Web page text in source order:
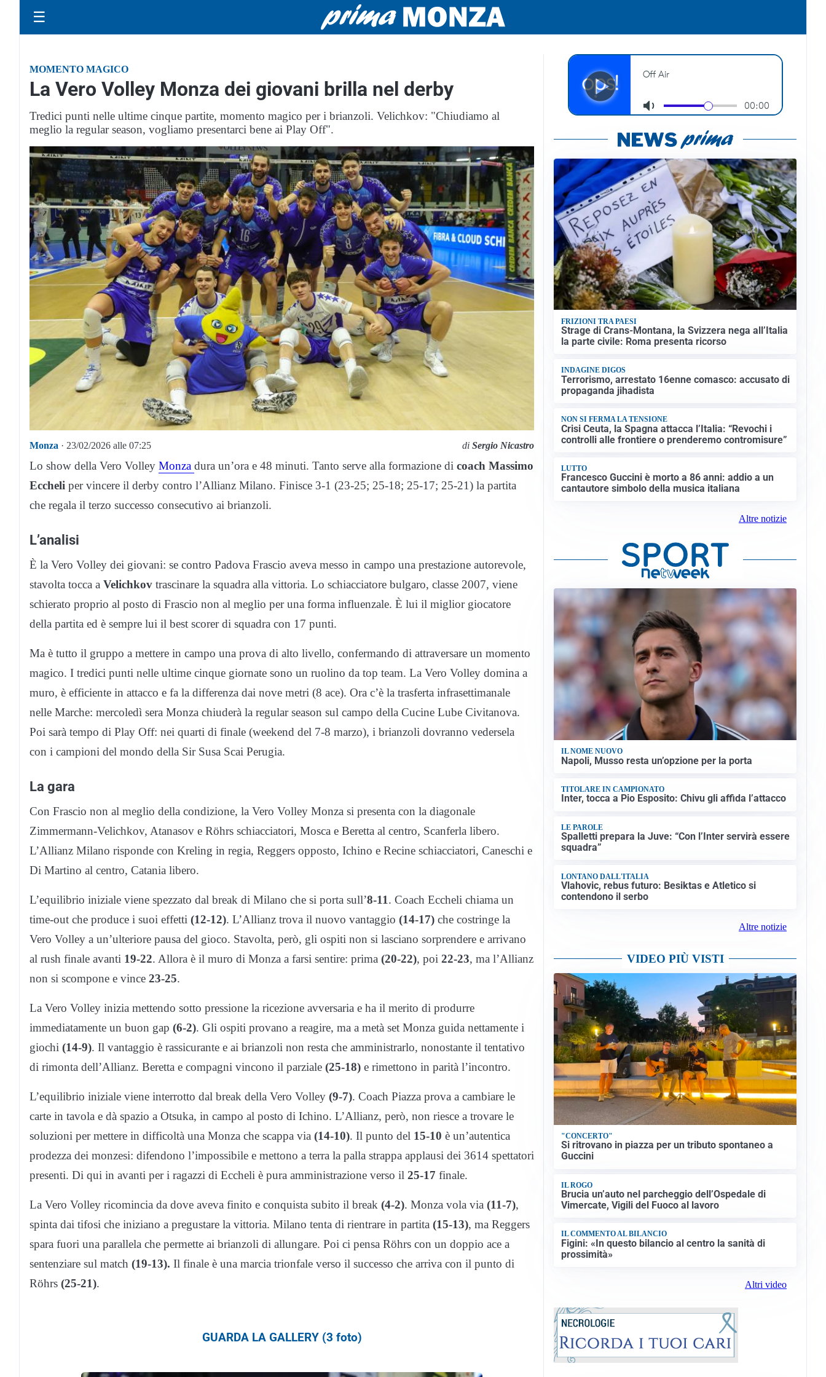
☰
MOMENTO MAGICO
La Vero Volley Monza dei giovani brilla nel derby
Tredici punti nelle ultime cinque partite, momento magico per i brianzoli. Velichkov: "Chiudiamo al
meglio la regular season, vogliamo presentarci bene ai Play Off".
Monza · 23/02/2026 alle 07:25 diSergio Nicastro
Lo show della Vero Volley Monza dura un’ora e 48 minuti. Tanto serve alla formazione di coach Massimo
Eccheli per vincere il derby contro l’Allianz Milano. Finisce 3-1 (23-25; 25-18; 25-17; 25-21) la partita
che regala il terzo successo consecutivo ai brianzoli.
L’analisi
È la Vero Volley dei giovani: se contro Padova Frascio aveva messo in campo una prestazione autorevole,
stavolta tocca a Velichkov trascinare la squadra alla vittoria. Lo schiacciatore bulgaro, classe 2007, viene
schierato proprio al posto di Frascio non al meglio per una forma influenzale. È lui il miglior giocatore
della partita ed è sempre lui il best scorer di squadra con 17 punti.
Ma è tutto il gruppo a mettere in campo una prova di alto livello, confermando di attraversare un momento
magico. I tredici punti nelle ultime cinque giornate sono un ruolino da top team. La Vero Volley domina a
muro, è efficiente in attacco e fa la differenza dai nove metri (8 ace). Ora c’è la trasferta infrasettimanale
nelle Marche: mercoledì sera Monza chiuderà la regular season sul campo della Cucine Lube Civitanova.
Poi sarà tempo di Play Off: nei quarti di finale (weekend del 7-8 marzo), i brianzoli dovranno vedersela
con i campioni del mondo della Sir Susa Scai Perugia.
La gara
Con Frascio non al meglio della condizione, la Vero Volley Monza si presenta con la diagonale
Zimmermann-Velichkov, Atanasov e Röhrs schiacciatori, Mosca e Beretta al centro, Scanferla libero.
L’Allianz Milano risponde con Kreling in regia, Reggers opposto, Ichino e Recine schiacciatori, Caneschi e
Di Martino al centro, Catania libero.
L’equilibrio iniziale viene spezzato dal break di Milano che si porta sull’8-11. Coach Eccheli chiama un
time-out che produce i suoi effetti (12-12). L’Allianz trova il nuovo vantaggio (14-17) che costringe la
Vero Volley a un’ulteriore pausa del gioco. Stavolta, però, gli ospiti non si lasciano sorprendere e arrivano
al rush finale avanti 19-22. Allora è il muro di Monza a farsi sentire: prima (20-22), poi 22-23, ma l’Allianz
non si scompone e vince 23-25.
La Vero Volley inizia mettendo sotto pressione la ricezione avversaria e ha il merito di produrre
immediatamente un buon gap (6-2). Gli ospiti provano a reagire, ma a metà set Monza guida nettamente i
giochi (14-9). Il vantaggio è rassicurante e ai brianzoli non resta che amministrarlo, nonostante il tentativo
di rimonta dell’Allianz. Beretta e compagni vincono il parziale (25-18) e rimettono in parità l’incontro.
L’equilibrio iniziale viene interrotto dal break della Vero Volley (9-7). Coach Piazza prova a cambiare le
carte in tavola e dà spazio a Otsuka, in campo al posto di Ichino. L’Allianz, però, non riesce a trovare le
soluzioni per mettere in difficoltà una Monza che scappa via (14-10). Il punto del 15-10 è un’autentica
prodezza dei monzesi: difendono l’impossibile e mettono a terra la palla strappa applausi dei 3614 spettatori
presenti. Di qui in avanti per i ragazzi di Eccheli è pura amministrazione verso il 25-17 finale.
La Vero Volley ricomincia da dove aveva finito e conquista subito il break (4-2). Monza vola via (11-7),
spinta dai tifosi che iniziano a pregustare la vittoria. Milano tenta di rientrare in partita (15-13), ma Reggers
spara fuori una parallela che permette ai brianzoli di allungare. Poi ci pensa Röhrs con un doppio ace a
sentenziare sul match (19-13). Il finale è una marcia trionfale verso il successo che arriva con il punto di
Röhrs (25-21).
GUARDA LA GALLERY (3 foto)
FRIZIONI TRA PAESI
Strage di Crans-Montana, la Svizzera nega all’Italia
la parte civile: Roma presenta ricorso
INDAGINE DIGOS
Terrorismo, arrestato 16enne comasco: accusato di
propaganda jihadista
NON SI FERMA LA TENSIONE
Crisi Ceuta, la Spagna attacca l’Italia: “Revochi i
controlli alle frontiere o prenderemo contromisure”
LUTTO
Francesco Guccini è morto a 86 anni: addio a un
cantautore simbolo della musica italiana
Altre notizie
IL NOME NUOVO
Napoli, Musso resta un’opzione per la porta
TITOLARE IN CAMPIONATO
Inter, tocca a Pio Esposito: Chivu gli affida l’attacco
LE PAROLE
Spalletti prepara la Juve: “Con l’Inter servirà essere
squadra”
LONTANO DALL'ITALIA
Vlahovic, rebus futuro: Besiktas e Atletico si
contendono il serbo
Altre notizie
VIDEO PIÙ VISTI
"CONCERTO"
Si ritrovano in piazza per un tributo spontaneo a
Guccini
IL ROGO
Brucia un’auto nel parcheggio dell’Ospedale di
Vimercate, Vigili del Fuoco al lavoro
IL COMMENTO AL BILANCIO
Figini: «In questo bilancio al centro la sanità di
prossimità»
Altri video